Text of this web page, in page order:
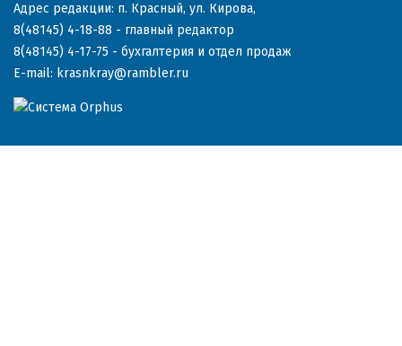
Адрес редакции: п. Красный, ул. Кирова,
8(48145) 4-18-88 - главный редактор
8(48145) 4-17-75 - бухгалтерия и отдел продаж
E-mail: krasnkray@rambler.ru